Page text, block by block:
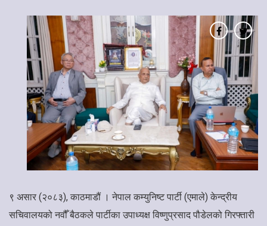
९ असार (२०८३), काठमाडौं । नेपाल कम्युनिष्ट पार्टी (एमाले) केन्द्रीय
सचिवालयको नवौँ बैठकले पार्टीका उपाध्यक्ष विष्णुप्रसाद पौडेलको गिरफ्तारी